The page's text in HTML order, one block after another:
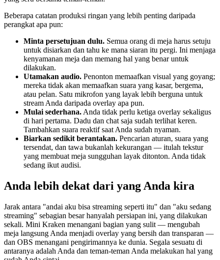
Beberapa catatan produksi ringan yang lebih penting daripada
perangkat apa pun:
Minta persetujuan dulu. Semua orang di meja harus setuju
untuk disiarkan dan tahu ke mana siaran itu pergi. Ini menjaga
kenyamanan meja dan memang hal yang benar untuk
dilakukan.
Utamakan audio. Penonton memaafkan visual yang goyang;
mereka tidak akan memaafkan suara yang kasar, bergema,
atau pelan. Satu mikrofon yang layak lebih berguna untuk
stream Anda daripada overlay apa pun.
Mulai sederhana. Anda tidak perlu ketiga overlay sekaligus
di hari pertama. Dadu dan chat saja sudah terlihat keren.
Tambahkan suara reaktif saat Anda sudah nyaman.
Biarkan sedikit berantakan. Pencarian aturan, suara yang
tersendat, dan tawa bukanlah kekurangan — itulah tekstur
yang membuat meja sungguhan layak ditonton. Anda tidak
sedang ikut audisi.
Anda lebih dekat dari yang Anda kira
Jarak antara "andai aku bisa streaming seperti itu" dan "aku sedang
streaming" sebagian besar hanyalah persiapan ini, yang dilakukan
sekali. Mini Kraken menangani bagian yang sulit — mengubah
meja langsung Anda menjadi overlay yang bersih dan transparan —
dan OBS menangani pengirimannya ke dunia. Segala sesuatu di
antaranya adalah Anda dan teman-teman Anda melakukan hal yang